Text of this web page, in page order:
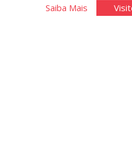
Saiba Mais